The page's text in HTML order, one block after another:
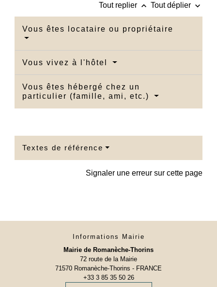
Tout replier keyboard_arrow_up Tout déplier keyboard_arrow_down
Vous êtes locataire ou propriétaire
Vous vivez à l'hôtel
Vous êtes hébergé chez un
particulier (famille, ami, etc.)
Textes de référence
Signaler une erreur sur cette page
Informations Mairie
Mairie de Romanèche-Thorins
72 route de la Mairie
71570 Romanèche-Thorins - FRANCE
+33 3 85 35 50 26